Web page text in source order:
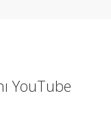
YouTube